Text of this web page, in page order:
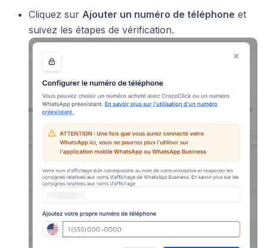
Cliquez sur Ajouter un numéro de téléphone et
suivez les étapes de vérification.